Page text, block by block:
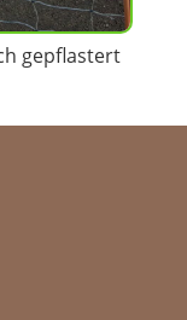
gepflastert